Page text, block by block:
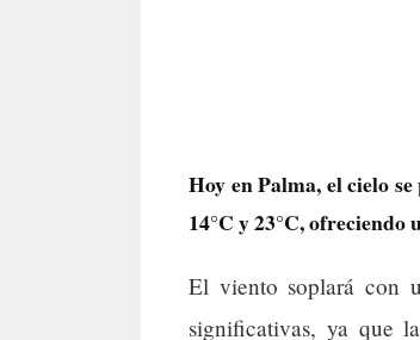
Hoy en Palma, el cielo
14°C y 23°C,
El viento soplará con
significativas, ya que